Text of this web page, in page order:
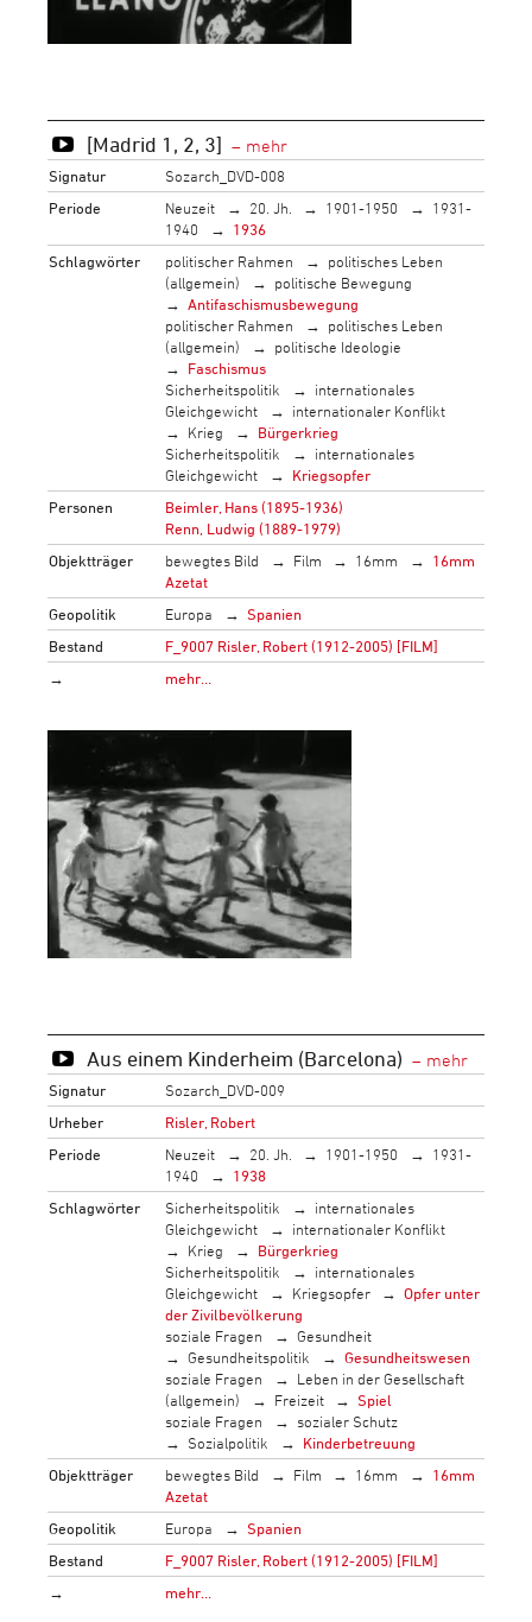
[Madrid 1, 2, 3]
Signatur
Sozarch_DVD-008
Periode
Neuzeit 20. Jh. 1901-1950
1931-
1940
1936
Schlagwörter
politischer Rahmen
politisches Leben
(allgemein)
politische Bewegung
Antifaschismusbewegung
politischer Rahmen
politisches Leben
(allgemein)
politische Ideologie
Faschismus
Sicherheitspolitik
internationales
Gleichgewicht
internationaler Konflikt
Krieg
Bürgerkrieg
Sicherheitspolitik
internationales
Gleichgewicht
Kriegsopfer
Personen
Beimler, Hans (1895-1936)
Renn, Ludwig (1889-1979)
Objektträger
bewegtes Bild Film 16mm
16mm
Azetat
Geopolitik
Europa
Spanien
Bestand
F_9007 Risler, Robert (1912-2005) [FILM]
→
mehr…
Aus einem Kinderheim (Barcelona)
Signatur
Sozarch_DVD-009
Urheber
Risler, Robert
Periode
Neuzeit 20. Jh. 1901-1950
1931-
1940
1938
Schlagwörter
Sicherheitspolitik
internationales
Gleichgewicht
internationaler Konflikt
Krieg
Bürgerkrieg
Sicherheitspolitik
internationales
Gleichgewicht
Kriegsopfer
Opfer unter
der Zivilbevölkerung
soziale Fragen
Gesundheit
Gesundheitspolitik
Gesundheitswesen
soziale Fragen
Leben in der Gesellschaft
(allgemein)
Freizeit
Spiel
soziale Fragen
sozialer Schutz
Sozialpolitik
Kinderbetreuung
Objektträger
bewegtes Bild Film 16mm
16mm
Azetat
Geopolitik
Europa
Spanien
Bestand
F_9007 Risler, Robert (1912-2005) [FILM]
→
mehr…